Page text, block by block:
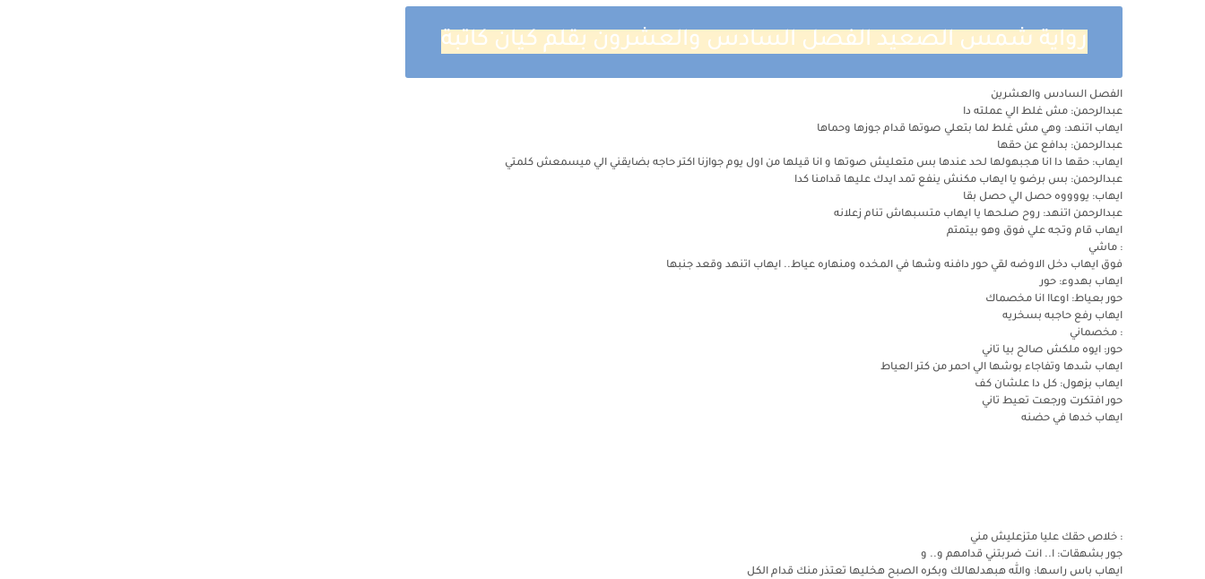
رواية شمس الصعيد الفصل السادس والعشرون بقلم كيان كاتبة
الفصل السادس والعشرين
عبدالرحمن: مش غلط الي عملته دا
ايهاب اتنهد: وهي مش غلط لما بتعلي صوتها قدام جوزها وحماها
عبدالرحمن: بدافع عن حقها
ايهاب: حقها دا انا هجبهولها لحد عندها بس متعليش صوتها و انا قيلها من اول يوم جوازنا اكتر حاجه بضايقني الي ميسمعش كلمتي
عبدالرحمن: بس برضو يا ايهاب مكنش ينفع تمد ايدك عليها قدامنا كدا
ايهاب: يووووه حصل الي حصل بقا
عبدالرحمن اتنهد: روح صلحها يا ايهاب متسبهاش تنام زعلانه
ايهاب قام وتجه علي فوق وهو بيتمتم
: ماشي
فوق ايهاب دخل الاوضه لقي حور دافنه وشها في المخده ومنهاره عياط.. ايهاب اتنهد وقعد جنبها
ايهاب بهدوء: حور
حور بعياط: اوعاا انا مخصماك
ايهاب رفع حاجبه بسخريه
: مخصماني
حور: ايوه ملكش صالح بيا تاني
ايهاب شدها وتفاجاء بوشها الي احمر من كتر العياط
ايهاب بزهول: كل دا علشان كف
حور افتكرت ورجعت تعيط تاني
ايهاب خدها في حضنه
: خلاص حقك عليا متزعليش مني
جور بشهقات: ا.. انت ضربتني قدامهم و.. و
ايهاب باس راسها: والله هبهدلهالك وبكره الصبح هخليها تعتذر منك قدام الكل